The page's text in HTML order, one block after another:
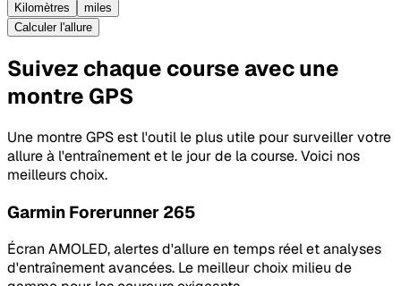
Kilomètres
miles
Calculer l'allure
Suivez chaque course avec une
montre GPS
Une montre GPS est l'outil le plus utile pour surveiller votre
allure à l'entraînement et le jour de la course. Voici nos
meilleurs choix.
Garmin Forerunner 265
Écran AMOLED, alertes d'allure en temps réel et analyses
d'entraînement avancées. Le meilleur choix milieu de